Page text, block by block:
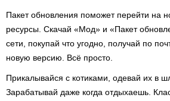
Пакет обновления поможет перейти на
ресурсы. Скачай «Мод» и «Пакет
сети, покупай что угодно, получай по
новую версию. Всё просто.
Прикалывайся с котиками, одевай их в
Зарабатывай даже когда отдыхаешь.